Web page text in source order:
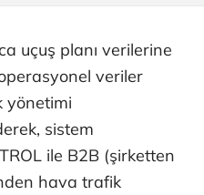
uçuş planı verilerine
veriler
yönetimi
sistem
ile B2B (şirketten
hava trafik